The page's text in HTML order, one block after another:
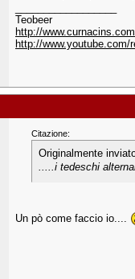
Teobeer
http://
http://
Citazione:
Originalmente
.....i tedeschi
Un pò come faccio io....